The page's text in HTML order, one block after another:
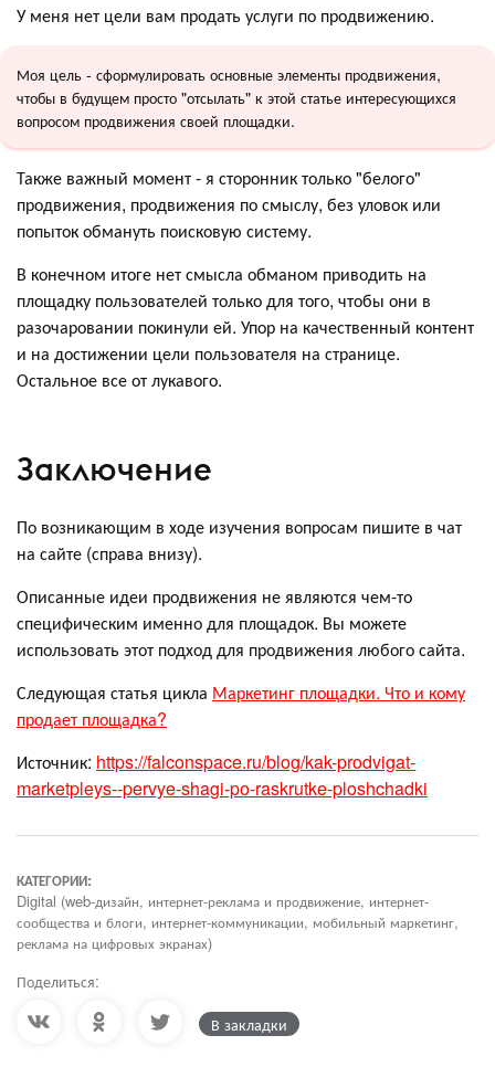
У меня нет цели вам продать услуги по продвижению.
Моя цель - сформулировать основные элементы продвижения,
чтобы в будущем просто "отсылать" к этой статье интересующихся
вопросом продвижения своей площадки.
Также важный момент - я сторонник только "белого"
продвижения, продвижения по смыслу, без уловок или
попыток обмануть поисковую систему.
В конечном итоге нет смысла обманом приводить на
площадку пользователей только для того, чтобы они в
разочаровании покинули ей. Упор на качественный контент
и на достижении цели пользователя на странице.
Остальное все от лукавого.
Заключение
По возникающим в ходе изучения вопросам пишите в чат
на сайте (справа внизу).
Описанные идеи продвижения не являются чем-то
специфическим именно для площадок. Вы можете
использовать этот подход для продвижения любого сайта.
Следующая статья цикла Маркетинг площадки. Что и кому
продает площадка?
Источник: https://falconspace.ru/blog/kak-prodvigat-
marketpleys--pervye-shagi-po-raskrutke-ploshchadki
КАТЕГОРИИ:
Digital (web-дизайн, интернет-реклама и продвижение, интернет-
сообщества и блоги, интернет-коммуникации, мобильный маркетинг,
реклама на цифровых экранах)
Поделиться:
В закладки